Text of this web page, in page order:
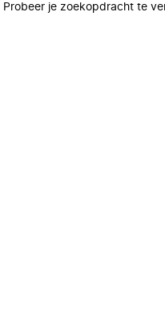
Probeer je zoekopdracht te